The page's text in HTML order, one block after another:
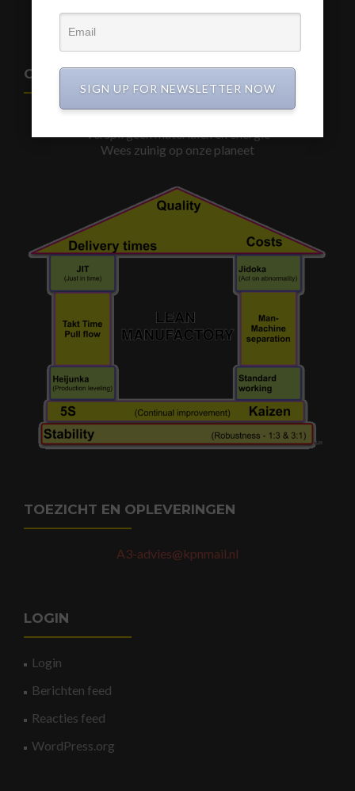
www.a3-advies.eu
CIRCULAIR BOUWEN
Verspil geen materialen en energie
Wees zuinig op onze planeet
TOEZICHT EN OPLEVERINGEN
A3-advies@kpnmail.nl
LOGIN
Login
Berichten feed
Reacties feed
WordPress.org
SIGN UP FOR NEWSLETTER NOW